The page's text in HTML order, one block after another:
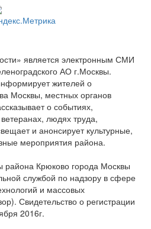
является электронным СМИ
АО г.Москвы.
жителей о
Москвы, местных органов
о событиях,
людях труда,
и анонсирует культурные,
мероприятия района.
района Крюково города Москвы
службой по надзору в сфере
и массовых
Свидетельство о регистрации
2016г.